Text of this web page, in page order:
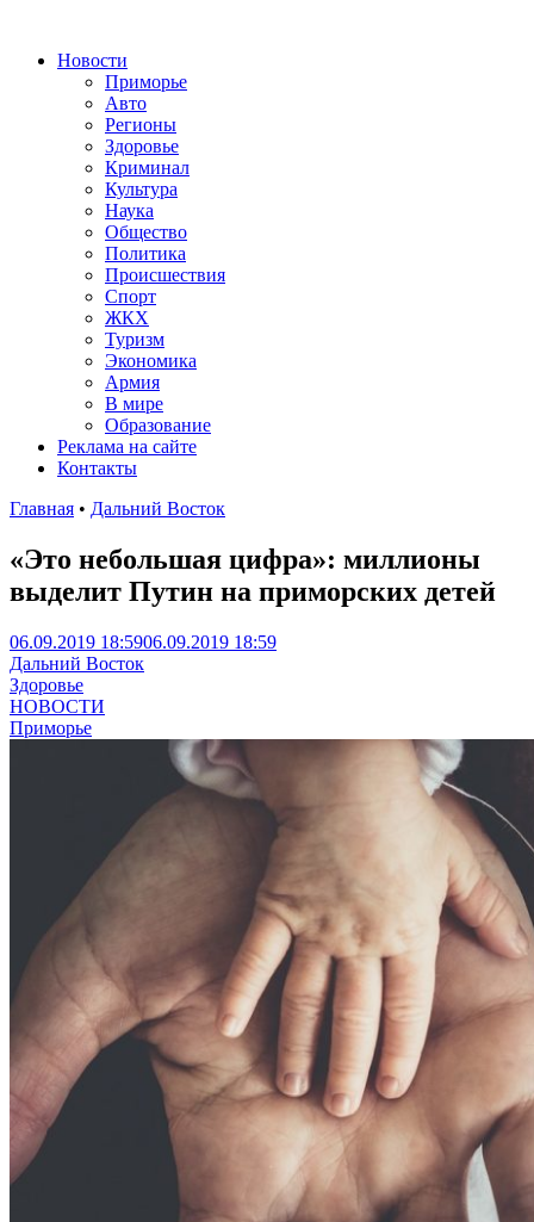
Новости
Приморье
Авто
Регионы
Здоровье
Криминал
Культура
Наука
Общество
Политика
Происшествия
Спорт
ЖКХ
Туризм
Экономика
Армия
В мире
Образование
Реклама на сайте
Контакты
Главная • Дальний Восток
«Это небольшая цифра»: миллионы
выделит Путин на приморских детей
06.09.2019 18:5906.09.2019 18:59
Дальний Восток
Здоровье
НОВОСТИ
Приморье